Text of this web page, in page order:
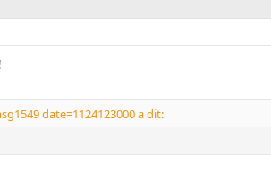
date=1124123000 a dit: